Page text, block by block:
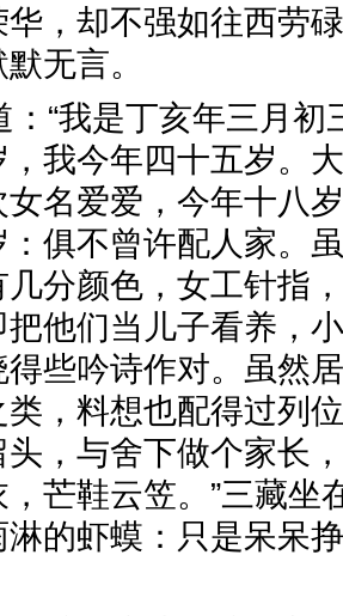
，却不强如往西劳
默无言。
：“我是丁亥年三月
我今年四十五岁。
名爱爱，今年十八
俱不曾许配人家。
分颜色，女工针指
把他们当儿子看养，
些吟诗作对。虽然
，料想也配得过列
，与舍下做个家长
芒鞋云笠。”三藏坐
淋的虾蟆：只是呆呆